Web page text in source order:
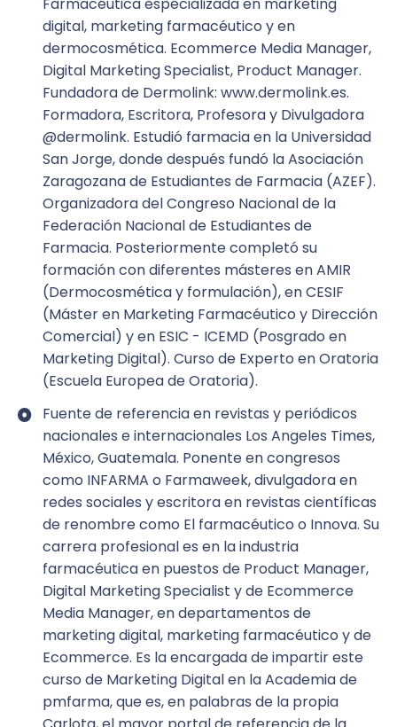
Aprende a atraer y fidelizar clientes en la
industria farmacéutica.
Formación exclusiva en digital para
profesionales comerciales y de marketing.
Esta formación está diseñada para
profesionales que buscan potenciar sus
resultados, abrir nuevas oportunidades y
destacar en un sector cada vez más
competitivo.
Accede a la formación exclusiva que marcará
la diferencia en tus ventas.
Contenido
En este curso DEL LABORATORIO AL LEAD
hablaremos sobre por qué es tan relevante
invertir en marketing digital, estrategias
digitales, canales y herramientas digitales,
medición y KPIs.
¿Qué es el marketing digital y por qué es
crucial en el sector salud?
Cambios de comportamiento en el
consumidor.
Regulaciones de productos farmacéuticos.
Estrategias digitales:
DAFO.
digital, marketing farmacéutico y en
dermocosmética. Ecommerce Media Manager,
Digital Marketing Specialist, Product Manager.
Fundadora de Dermolink: www.dermolink.es.
Formadora, Escritora, Profesora y Divulgadora
@dermolink. Estudió farmacia en la Universidad
San Jorge, donde después fundó la Asociación
Zaragozana de Estudiantes de Farmacia (AZEF).
Organizadora del Congreso Nacional de la
Federación Nacional de Estudiantes de
Farmacia. Posteriormente completó su
formación con diferentes másteres en AMIR
(Dermocosmética y formulación), en CESIF
(Máster en Marketing Farmacéutico y Dirección
Comercial) y en ESIC - ICEMD (Posgrado en
Marketing Digital). Curso de Experto en Oratoria
(Escuela Europea de Oratoria).
Fuente de referencia en revistas y periódicos
nacionales e internacionales Los Angeles Times,
México, Guatemala. Ponente en congresos
como INFARMA o Farmaweek, divulgadora en
redes sociales y escritora en revistas científicas
de renombre como El farmacéutico o Innova. Su
carrera profesional es en la industria
farmacéutica en puestos de Product Manager,
Digital Marketing Specialist y de Ecommerce
Media Manager, en departamentos de
marketing digital, marketing farmacéutico y de
Ecommerce. Es la encargada de impartir este
curso de Marketing Digital en la Academia de
pmfarma, que es, en palabras de la propia